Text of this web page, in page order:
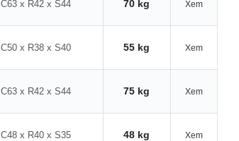
C63 x R42 x S44 70 kg Xem
C50 x R38 x S40 55 kg Xem
C63 x R42 x S44 75 kg Xem
C48 x R40 x S35 48 kg Xem